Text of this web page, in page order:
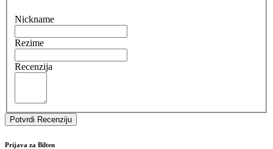
Nickname
Rezime
Recenzija
Potvrdi Recenziju
Prijava za Bilten